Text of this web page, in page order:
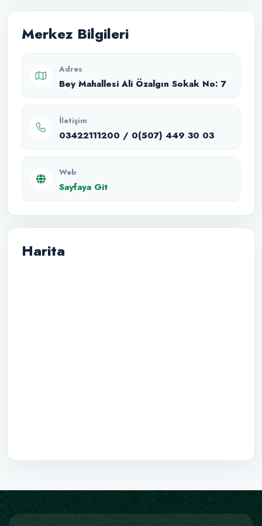
Merkez Bilgileri
Adres
Bey Mahallesi Ali Özalgın Sokak No: 7
İletişim
03422111200 / 0(507) 449 30 03
Web
Sayfaya Git
Harita